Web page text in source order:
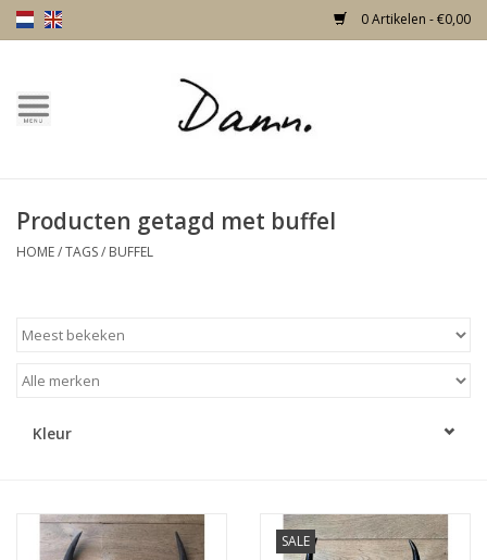
0 Artikelen - €0,00
Home
Nieuw!
Kussens en plaids
Producten getagd met buffel
HOME/TAGS/ BUFFEL
Kleur
SALE